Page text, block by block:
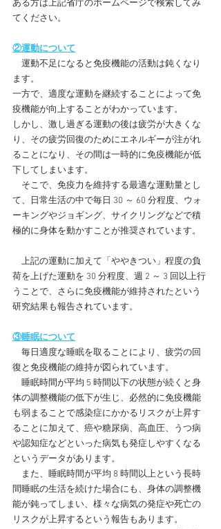
ある方は上記省庁のホームページで検索してみ
てください。
②運動について
運動不足になると免疫機能の活動は鈍くなり
ます。
一方で、適度な運動を継続することによって免
疫機能が向上することがわかっています。
しかし、激し過ぎる運動の後は疲労が大きくな
り、その疲労回復のためにエネルギーが注がれ
ることになり、その間は一時的に免疫機能が低
下してしまいます。
そこで、免疫力を維持する最適な運動量とし
て、日常生活の中で毎日 30 ～ 60 分程度、ウォ
ーキングやジョギング、サイクリングなどで積
極的に身体を動かすことが推奨されています。
上記の運動に加えて「ややきつい」程度の負
荷を上げた運動を 30 分程度、週 2 ～ 3 回以上行
うことで、さらに免疫機能が維持されたという
研究結果も報告されています。
③睡眠について
毎日適度な睡眠を取ることにより、疲労の回
復と免疫機能の維持が図られています。
睡眠時間が平均 5 時間以下の状態が続くと身
体の調整機能の低下が生じ、必然的に免疫機能
も弱まることで感染症にかかるリスクが上昇す
ることに加えて、癌や糖尿病、高血圧、うつ病
や認知症などといった病気も発症しやすくなる
というデータがあります。
また、睡眠時間が平均 8 時間以上という長時
間睡眠の生活を続けた場合にも、身体の調整機
能が鈍ってしまい、様々な病気の発症や死亡の
リスクが上昇するという報告もあります。